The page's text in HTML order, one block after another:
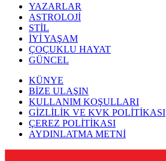
YAZARLAR
ASTROLOJİ
STİL
İYİ YAŞAM
ÇOÇUKLU HAYAT
GÜNCEL
KÜNYE
BİZE ULAŞIN
KULLANIM KOŞULLARI
GİZLİLİK VE KVK POLİTİKASI
ÇEREZ POLİTİKASI
AYDINLATMA METNİ